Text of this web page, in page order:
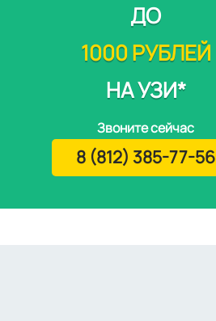
ДО
1000 РУБЛЕЙ
НА УЗИ*
Звоните сейчас
8 (812) 385-77-56